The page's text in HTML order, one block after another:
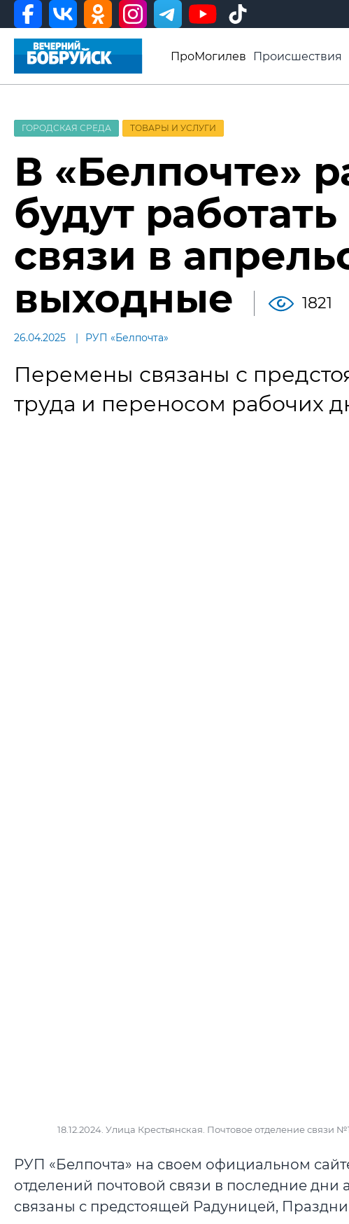
ПроМогилев Происшествия
Видео ВБ
ГОРОДСКАЯ СРЕДА ТОВАРЫ И УСЛУГИ
В «Белпочте»
будут
связи в
выходные
1821
26.04.2025 РУП «Белпочта»
Перемены связаны с
труда и переносом рабочих
18.12.2024. Улица Крестьянская. Почтовое отделение
РУП «Белпочта» на своем официальном
отделений почтовой связи в последние
связаны с предстоящей Радуницей,